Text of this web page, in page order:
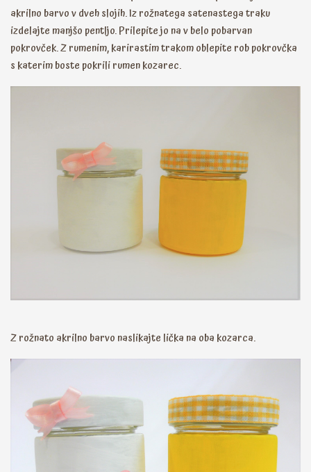
akrilno barvo v dveh slojih. Iz rožnatega satenastega traku
izdelajte manjšo pentljo. Prilepite jo na v belo pobarvan
pokrovček. Z rumenim, karirastim trakom oblepite rob pokrovčka
s katerim boste pokrili rumen kozarec.
Z rožnato akrilno barvo naslikajte lička na oba kozarca.